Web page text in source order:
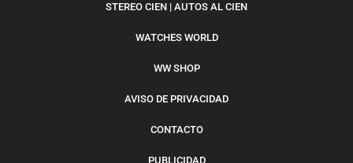
STEREO CIEN | AUTOS AL CIEN
WATCHES WORLD
WW SHOP
AVISO DE PRIVACIDAD
CONTACTO
PUBLICIDAD